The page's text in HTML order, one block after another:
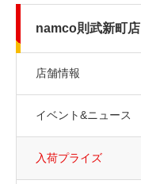
namco則武新町店
店舗情報
イベント&ニュース
入荷プライズ